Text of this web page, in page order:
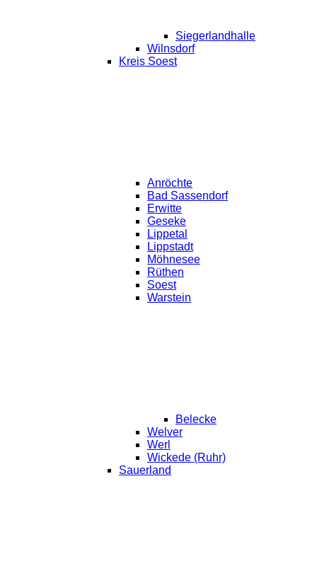
Siegerlandhalle
Wilnsdorf
Kreis Soest
Anröchte
Bad Sassendorf
Erwitte
Geseke
Lippetal
Lippstadt
Möhnesee
Rüthen
Soest
Warstein
Belecke
Welver
Werl
Wickede (Ruhr)
Sauerland